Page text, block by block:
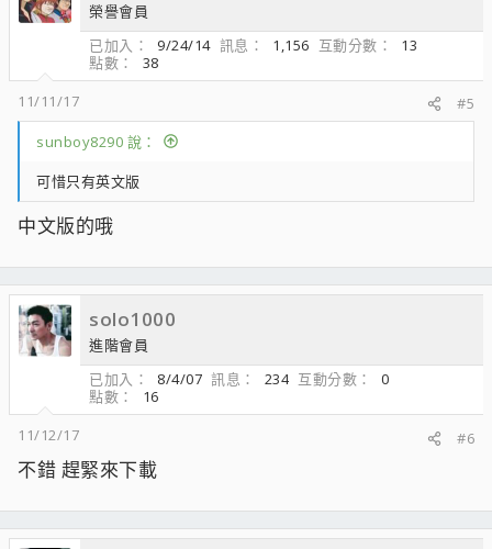
榮譽會員
已加入
9/24/14 訊息 1,156 互動分數
13
點數
38
11/11/17
#5
sunboy8290 說：
可惜只有英文版
中文版的哦
solo1000
進階會員
已加入
8/4/07 訊息 234 互動分數
0
點數
16
11/12/17
#6
不錯 趕緊來下載